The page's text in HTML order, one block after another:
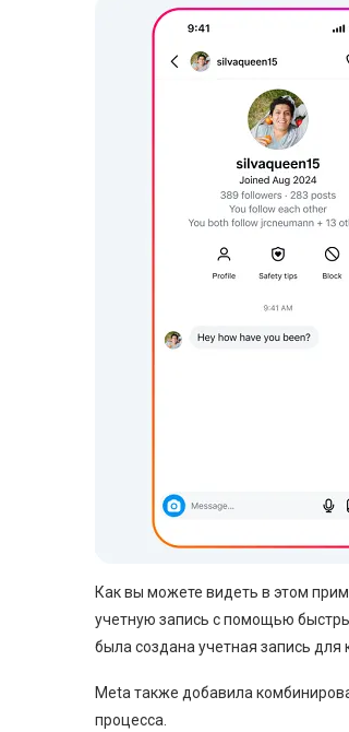
Как вы можете видеть в этом
учетную запись с помощью
была создана учетная запись для
Meta также добавила
процесса.